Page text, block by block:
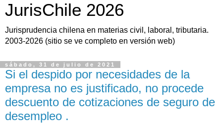
JurisChile 2026
Jurisprudencia chilena en materias civil, laboral, tributaria.
2003-2026 (sitio se ve completo en versión web)
sábado, 31 de julio de 2021
Si el despido por necesidades de la
empresa no es justificado, no procede
descuento de cotizaciones de seguro de
desempleo .